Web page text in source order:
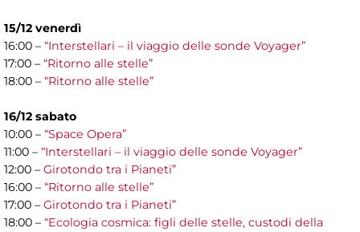
15/12 venerdì
16:00 – “Interstellari – il viaggio delle sonde Voyager”
17:00 – “Ritorno alle stelle”
18:00 – “Ritorno alle stelle”
16/12 sabato
10:00 – “Space Opera”
11:00 – “Interstellari – il viaggio delle sonde Voyager”
12:00 – Girotondo tra i Pianeti”
16:00 – “Ritorno alle stelle”
17:00 – Girotondo tra i Pianeti”
18:00 – “Ecologia cosmica: figli delle stelle, custodi della